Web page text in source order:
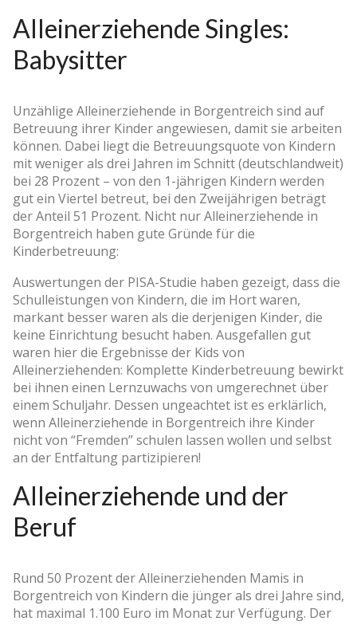
Alleinerziehende Singles:
Babysitter
Unzählige Alleinerziehende in Borgentreich sind auf
Betreuung ihrer Kinder angewiesen, damit sie arbeiten
können. Dabei liegt die Betreuungsquote von Kindern
mit weniger als drei Jahren im Schnitt (deutschlandweit)
bei 28 Prozent – von den 1-jährigen Kindern werden
gut ein Viertel betreut, bei den Zweijährigen beträgt
der Anteil 51 Prozent. Nicht nur Alleinerziehende in
Borgentreich haben gute Gründe für die
Kinderbetreuung:
Auswertungen der PISA-Studie haben gezeigt, dass die
Schulleistungen von Kindern, die im Hort waren,
markant besser waren als die derjenigen Kinder, die
keine Einrichtung besucht haben. Ausgefallen gut
waren hier die Ergebnisse der Kids von
Alleinerziehenden: Komplette Kinderbetreuung bewirkt
bei ihnen einen Lernzuwachs von umgerechnet über
einem Schuljahr. Dessen ungeachtet ist es erklärlich,
wenn Alleinerziehende in Borgentreich ihre Kinder
nicht von “Fremden” schulen lassen wollen und selbst
an der Entfaltung partizipieren!
Alleinerziehende und der
Beruf
Rund 50 Prozent der Alleinerziehenden Mamis in
Borgentreich von Kindern die jünger als drei Jahre sind,
hat maximal 1.100 Euro im Monat zur Verfügung. Der